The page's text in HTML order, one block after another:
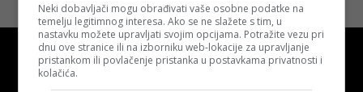
Neki dobavljači mogu obrađivati vaše osobne podatke na
temelju legitimnog interesa. Ako se ne slažete s tim, u
nastavku možete upravljati svojim opcijama. Potražite vezu pri
dnu ove stranice ili na izborniku web-lokacije za upravljanje
pristankom ili povlačenje pristanka u postavkama privatnosti i
kolačića.